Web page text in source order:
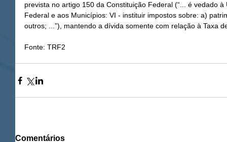
prevista no artigo 150 da Constituição Federal (“... é vedado
Federal e aos Municípios: VI - instituir impostos sobre: a)
outros; ...”), mantendo a dívida somente com relação à Taxa
Fonte: TRF2
Comentários